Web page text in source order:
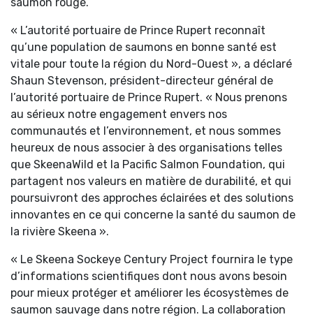
« L’autorité portuaire de Prince Rupert reconnaît
qu’une population de saumons en bonne santé est
vitale pour toute la région du Nord-Ouest », a déclaré
Shaun Stevenson, président-directeur général de
l’autorité portuaire de Prince Rupert. « Nous prenons
au sérieux notre engagement envers nos
communautés et l’environnement, et nous sommes
heureux de nous associer à des organisations telles
que SkeenaWild et la Pacific Salmon Foundation, qui
partagent nos valeurs en matière de durabilité, et qui
poursuivront des approches éclairées et des solutions
innovantes en ce qui concerne la santé du saumon de
la rivière Skeena ».
« Le Skeena Sockeye Century Project fournira le type
d’informations scientifiques dont nous avons besoin
pour mieux protéger et améliorer les écosystèmes de
saumon sauvage dans notre région. La collaboration